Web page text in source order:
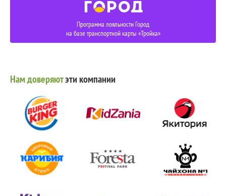
Программа лояльности Город
на базе транспортной карты «Тройка»
Нам доверяютэти компании